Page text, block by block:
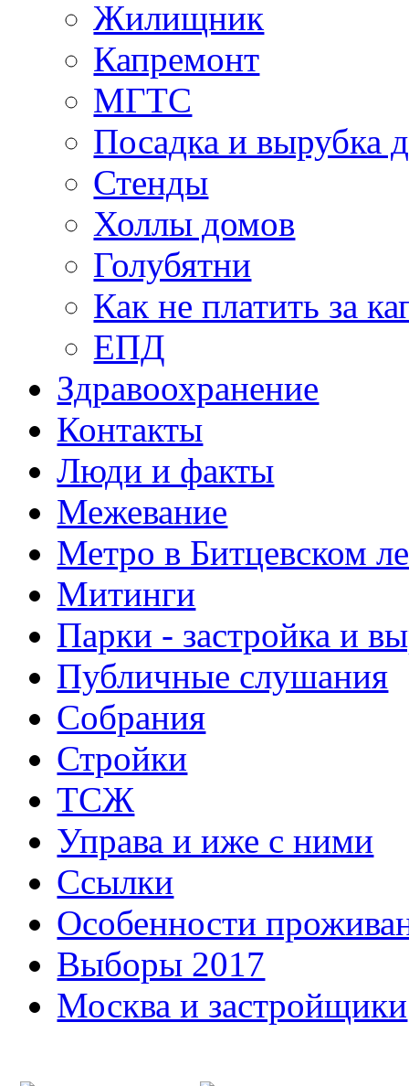
Жилищник
Капремонт
МГТС
Посадка и вырубка
Стенды
Холлы домов
Голубятни
Как не платить за
ЕПД
Здравоохранение
Контакты
Люди и факты
Межевание
Метро в Битцевском
Митинги
Парки - застройка и
Публичные слушания
Собрания
Стройки
ТСЖ
Управа и иже с ними
Ссылки
Особенности
Выборы 2017
Москва и застройщики